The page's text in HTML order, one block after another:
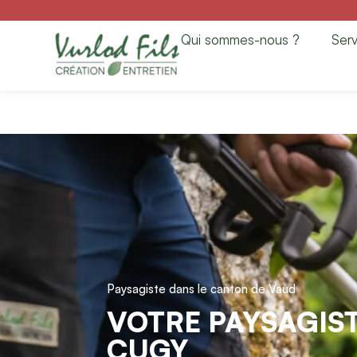
Qui sommes-nous ?
Paysagiste à
Entretien
Paysagiste dans le canton de Vaud
VOTRE
CUGY